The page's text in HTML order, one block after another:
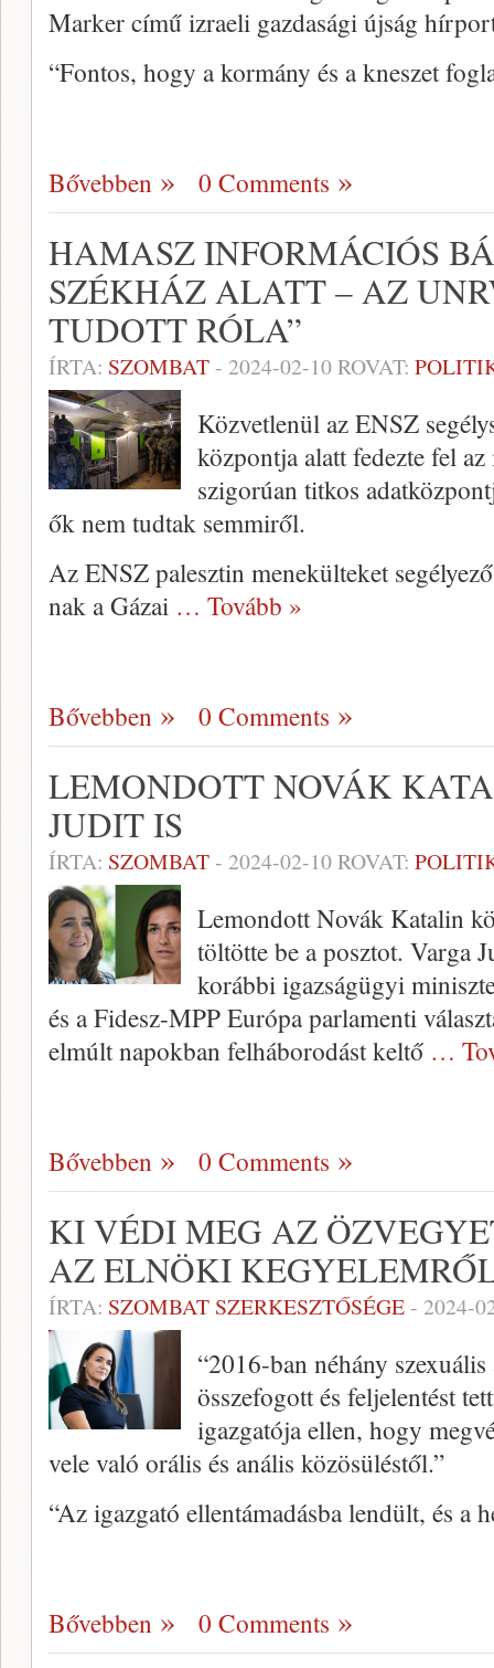
Marker című izraeli gazdasági újság
“Fontos, hogy a kormány és a kneszet
Bővebben 0 Comments
HAMASZ INFORMÁCIÓS
SZÉKHÁZ ALATT – AZ
TUDOTT RÓLA”
ÍRTA: SZOMBAT- 2024-02-10ROVAT:
Közvetlenül az ENSZ
központja alatt fedezte fel
szigorúan titkos
ők nem tudtak semmiről.
Az ENSZ palesztin menekülteket
nak a Gázai … Tovább »
Bővebben 0 Comments
LEMONDOTT NOVÁK
JUDIT IS
ÍRTA: SZOMBAT- 2024-02-10ROVAT:
Lemondott Novák Katalin
töltötte be a posztot. Varga
korábbi igazságügyi
és a Fidesz-MPP Európa parlamenti
elmúlt napokban felháborodást keltő …
Bővebben 0 Comments
KI VÉDI MEG AZ
AZ ELNÖKI
ÍRTA: SZOMBAT SZERKESZTŐSÉGE- 2024-
“2016-ban néhány
összefogott és feljelentést
igazgatója ellen, hogy
vele való orális és anális közösüléstől.”
“Az igazgató ellentámadásba lendült, és a
Bővebben 0 Comments